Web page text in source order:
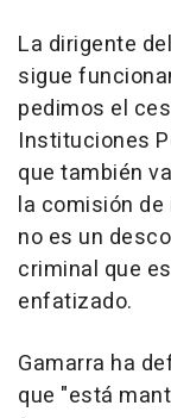
La dirigente
sigue
pedimos el
Instituciones
que también
la comisión
no es un
criminal que
enfatizado.
Gamarra ha
que "está